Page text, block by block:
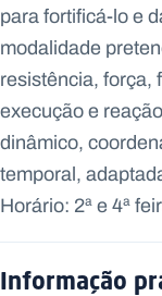
para fortificá-lo e
modalidade
resistência, força,
execução e
dinâmico,
temporal,
Horário: 2ª e 4ª
Informação